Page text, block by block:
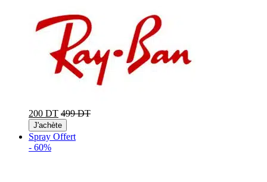
200 DT 499 DT
J'achète
Spray Offert
- 60%